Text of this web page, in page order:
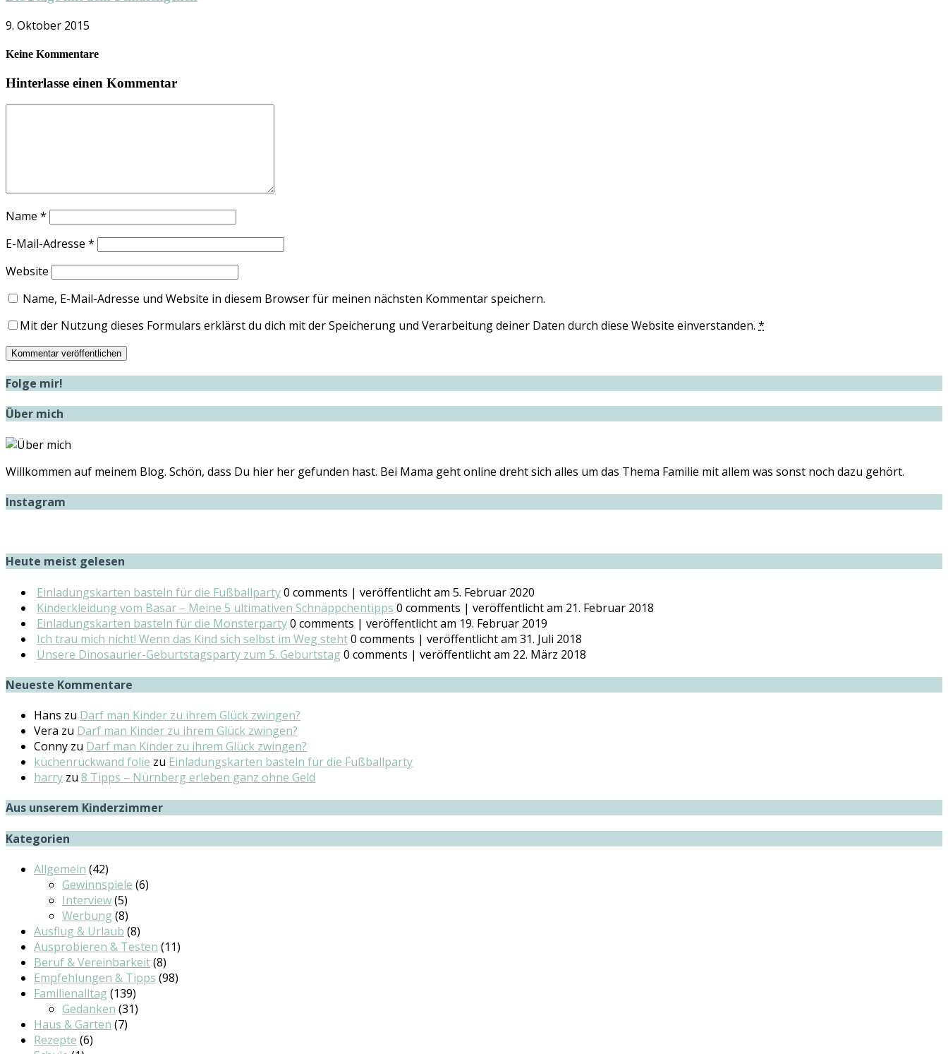
9. Oktober 2015
Keine Kommentare
Hinterlasse einen Kommentar
Name *
E-Mail-Adresse *
Website
Name, E-Mail-Adresse und Website in diesem Browser für meinen nächsten Kommentar speichern.
Mit der Nutzung dieses Formulars erklärst du dich mit der Speicherung und Verarbeitung deiner Daten durch diese Website einverstanden. *
Folge mir!
Über mich
Willkommen auf meinem Blog. Schön, dass Du hier her gefunden hast. Bei Mama geht online dreht sich alles um das Thema Familie mit allem was sonst noch dazu gehört.
Instagram
Heute meist gelesen
Einladungskarten basteln für die Fußballparty0 comments | veröffentlicht am 5. Februar 2020
Kinderkleidung vom Basar – Meine 5 ultimativen Schnäppchentipps 0 comments | veröffentlicht am 21. Februar 2018
Einladungskarten basteln für die Monsterparty0 comments | veröffentlicht am 19. Februar 2019
Ich trau mich nicht! Wenn das Kind sich selbst im Weg steht0 comments | veröffentlicht am 31. Juli 2018
Unsere Dinosaurier-Geburtstagsparty zum 5. Geburtstag 0 comments | veröffentlicht am 22. März 2018
Neueste Kommentare
Hans zu Darf man Kinder zu ihrem Glück zwingen?
Vera zu Darf man Kinder zu ihrem Glück zwingen?
Conny zu Darf man Kinder zu ihrem Glück zwingen?
küchenrückwand folie zu Einladungskarten basteln für die Fußballparty
harry zu 8 Tipps – Nürnberg erleben ganz ohne Geld
Aus unserem Kinderzimmer
Kategorien
Allgemein (42)
Gewinnspiele (6)
Interview(5)
Werbung (8)
Ausflug & Urlaub (8)
Ausprobieren & Testen (11)
Beruf & Vereinbarkeit(8)
Empfehlungen & Tipps (98)
Familienalltag (139)
Gedanken (31)
Haus & Garten (7)
Rezepte (6)